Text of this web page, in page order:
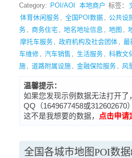
Category: POI/AOI 本地商户 标签：
体育休闲服务 , 全国POI数据 , 公共设
务 , 商务住宅 , 地名地址信息 , 地图 ,
摩托车服务 , 政府机构及社会团体 , 最
车维修 , 汽车销售 , 生活服务 , 科教文
施 , 道路附属设施 , 金融保险服务 , 风
温馨提示：
如果您发现示例数据无法打开了
QQ（1649677458或312602670
这不是我想要的数据，
点击申请
全国各城市地图POI数据